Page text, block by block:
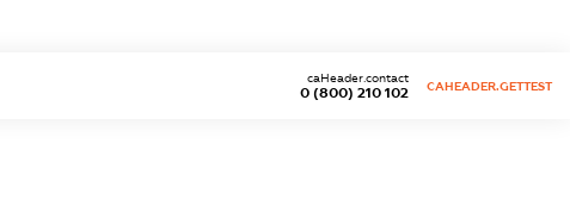
0 (800) 210 102
caHeader.contact
CAHEADER.GETTEST